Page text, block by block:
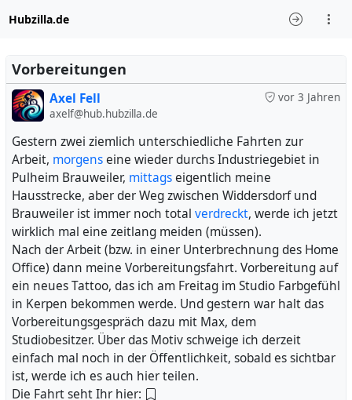
Hubzilla.de
Vorbereitungen
vor 3 Jahren
Axel Fell
axelf@hub.hubzilla.de
Gestern zwei ziemlich unterschiedliche Fahrten zur
Arbeit, morgenseine wieder durchs Industriegebiet in
Pulheim Brauweiler, mittagseigentlich meine
Hausstrecke, aber der Weg zwischen Widdersdorf und
Brauweiler ist immer noch total verdreckt, werde ich jetzt
wirklich mal eine zeitlang meiden (müssen).
Nach der Arbeit (bzw. in einer Unterbrechnung des Home
Office) dann meine Vorbereitungsfahrt. Vorbereitung auf
ein neues Tattoo, das ich am Freitag im Studio Farbgefühl
in Kerpen bekommen werde. Und gestern war halt das
Vorbereitungsgespräch dazu mit Max, dem
Studiobesitzer. Über das Motiv schweige ich derzeit
einfach mal noch in der Öffentlichkeit, sobald es sichtbar
ist, werde ich es auch hier teilen.
Die Fahrt seht Ihr hier: